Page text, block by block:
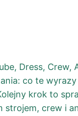
Dress, Crew,
co te wyrazy
krok to
strojem, crew i